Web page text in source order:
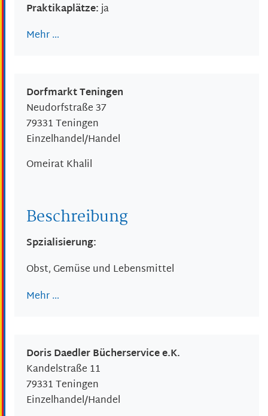
Praktikaplätze:ja
Mehr …
Dorfmarkt Teningen
Neudorfstraße 37
79331Teningen
Einzelhandel/Handel
OmeiratKhalil
Beschreibung
Spzialisierung:
Obst, Gemüse und Lebensmittel
Mehr …
Doris Daedler Bücherservice e.K.
Kandelstraße 11
79331Teningen
Einzelhandel/Handel